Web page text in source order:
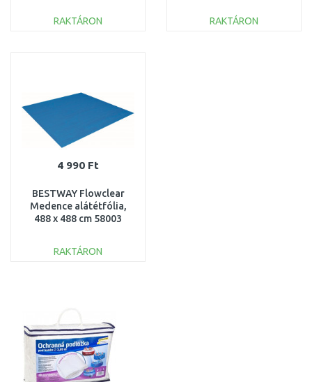
RAKTÁRON
RAKTÁRON
4 990 Ft
BESTWAY Flowclear
Medence alátétfólia,
488 x 488 cm 58003
RAKTÁRON